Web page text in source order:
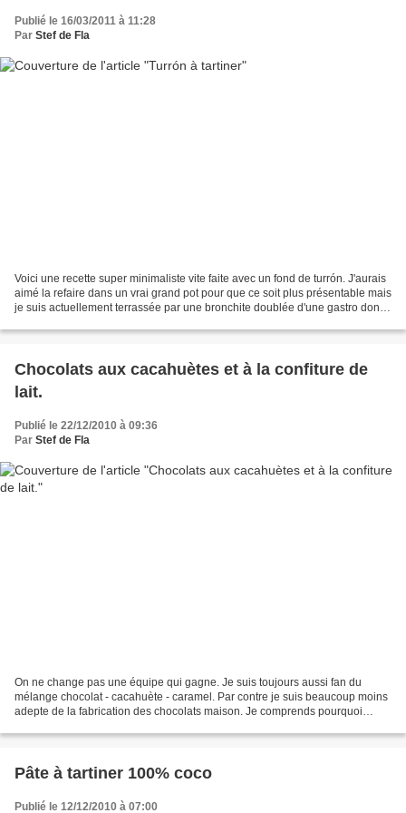
Publié le 16/03/2011 à 11:28
Par Stef de Fla
Voici une recette super minimaliste vite faite avec un fond de turrón. J'aurais
aimé la refaire dans un vrai grand pot pour que ce soit plus présentable mais
je suis actuellement terrassée par une bronchite doublée d'une gastro donc
Chocolats aux cacahuètes et à la confiture de
lait.
Publié le 22/12/2010 à 09:36
Par Stef de Fla
On ne change pas une équipe qui gagne. Je suis toujours aussi fan du
mélange chocolat - cacahuète - caramel. Par contre je suis beaucoup moins
adepte de la fabrication des chocolats maison. Je comprends pourquoi
Pâte à tartiner 100% coco
Publié le 12/12/2010 à 07:00